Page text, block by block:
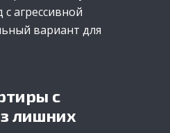
агрессивной
вариант для
с
лишних